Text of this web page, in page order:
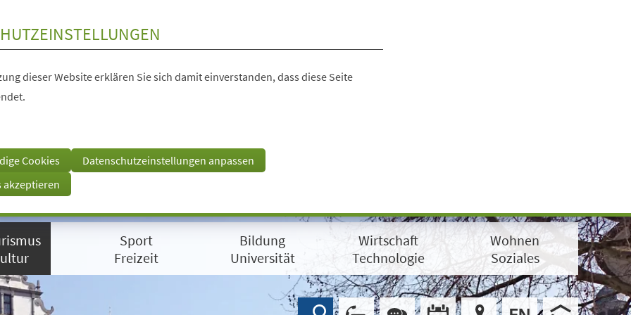
dieser Website erklären Sie sich damit einverstanden, dass diese Seite
Cookies
Datenschutzeinstellungen anpassen
akzeptieren
Sport
Freizeit
Bildung
Universität
Wirtschaft
Technologie
Wohnen
Soziales